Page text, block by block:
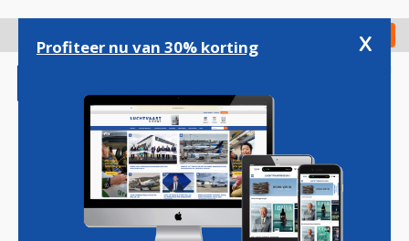
gaan
Check in
Magazine Podcasts Vacatures
Profiteer nu van 30% korting x